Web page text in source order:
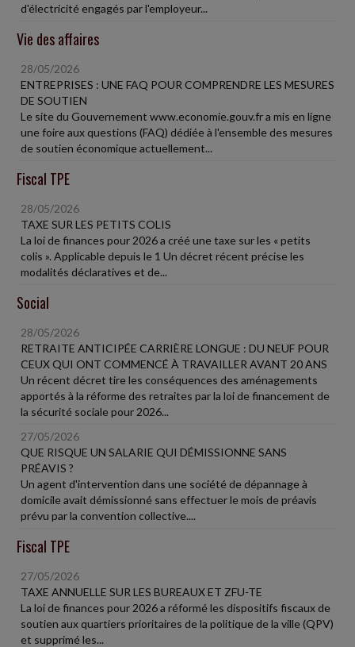
d'électricité engagés par l'employeur...
Vie des affaires
28/05/2026
ENTREPRISES : UNE FAQ POUR COMPRENDRE LES MESURES
DE SOUTIEN
Le site du Gouvernement www.economie.gouv.fr a mis en ligne
une foire aux questions (FAQ) dédiée à l'ensemble des mesures
de soutien économique actuellement...
Fiscal TPE
28/05/2026
TAXE SUR LES PETITS COLIS
La loi de finances pour 2026 a créé une taxe sur les « petits
colis ». Applicable depuis le 1 Un décret récent précise les
modalités déclaratives et de...
Social
28/05/2026
RETRAITE ANTICIPÉE CARRIÈRE LONGUE : DU NEUF POUR
CEUX QUI ONT COMMENCÉ À TRAVAILLER AVANT 20 ANS
Un récent décret tire les conséquences des aménagements
apportés à la réforme des retraites par la loi de financement de
la sécurité sociale pour 2026...
27/05/2026
QUE RISQUE UN SALARIE QUI DÉMISSIONNE SANS
PRÉAVIS ?
Un agent d'intervention dans une société de dépannage à
domicile avait démissionné sans effectuer le mois de préavis
prévu par la convention collective....
Fiscal TPE
27/05/2026
TAXE ANNUELLE SUR LES BUREAUX ET ZFU-TE
La loi de finances pour 2026 a réformé les dispositifs fiscaux de
soutien aux quartiers prioritaires de la politique de la ville (QPV)
et supprimé les...